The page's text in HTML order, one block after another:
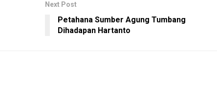
Next Post
Petahana Sumber Agung Tumbang
Dihadapan Hartanto